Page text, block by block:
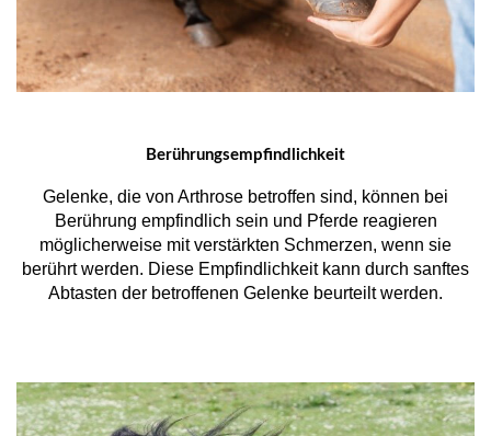
Berührungsempfindlichkeit
Gelenke, die von Arthrose betroffen sind, können bei
Berührung empfindlich sein und Pferde reagieren
möglicherweise mit verstärkten Schmerzen, wenn sie
berührt werden. Diese Empfindlichkeit kann durch sanftes
Abtasten der betroffenen Gelenke beurteilt werden.